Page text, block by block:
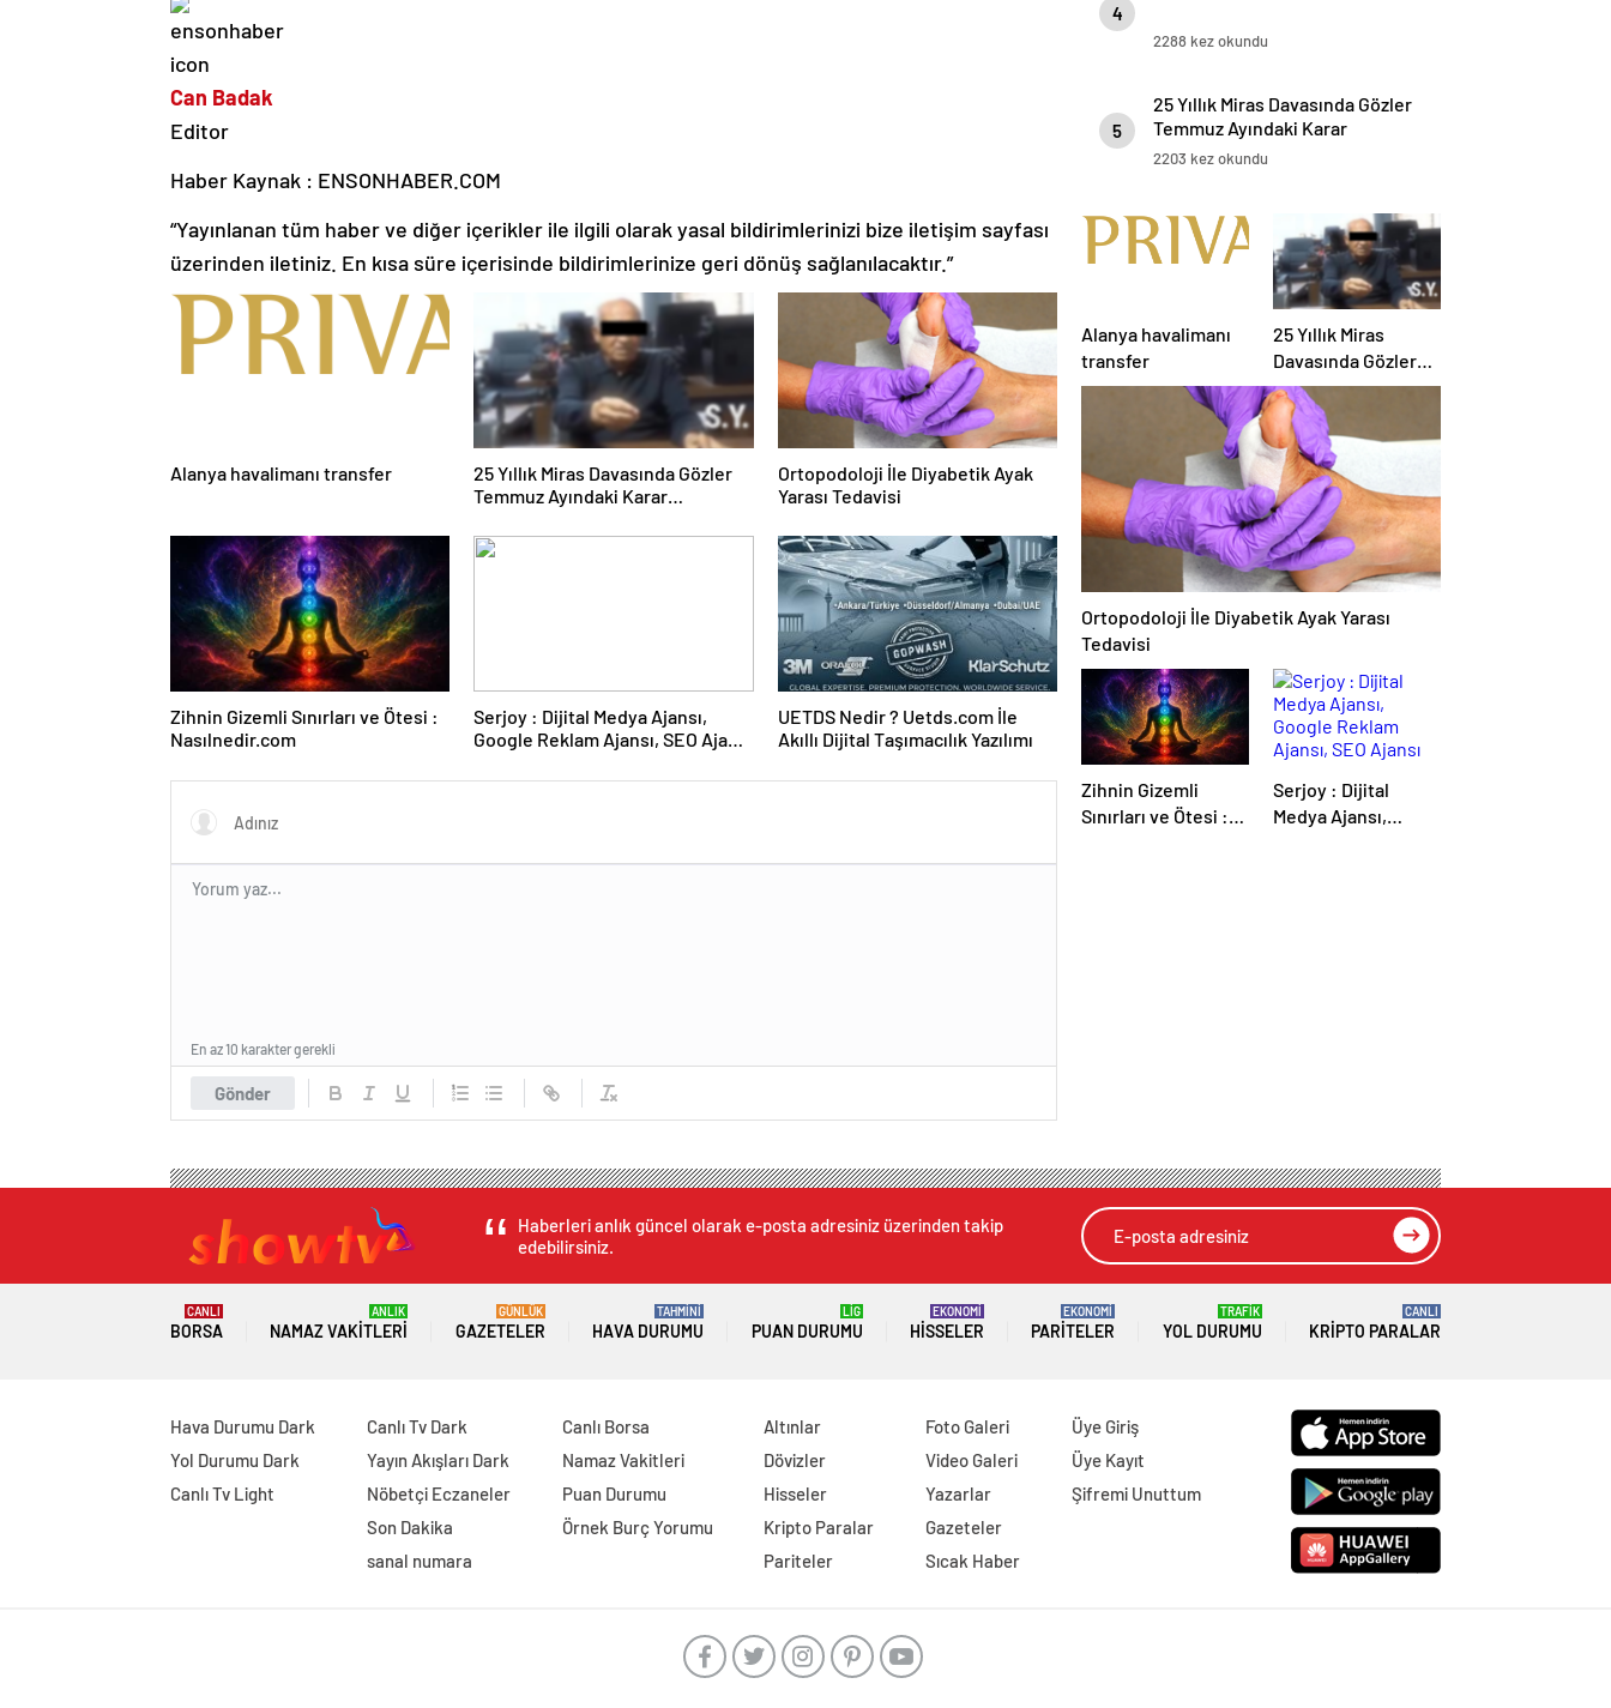
Can Badak
Editor
Haber Kaynak : ENSONHABER.COM
“Yayınlanan tüm haber ve diğer içerikler ile ilgili olarak yasal bildirimlerinizi bize iletişim sayfası
üzerinden iletiniz. En kısa süre içerisinde bildirimlerinize geri dönüş sağlanılacaktır.”
Alanya havalimanı transfer
25 Yıllık Miras Davasında Gözler
Temmuz Ayındaki Karar
Ortopodoloji İle Diyabetik Ayak
Yarası Tedavisi
Zihnin Gizemli Sınırları ve Ötesi :
Nasılnedir.com
Serjoy : Dijital Medya Ajansı,
Google Reklam Ajansı, SEO Ajansı
UETDS Nedir ? Uetds.com İle
Akıllı Dijital Taşımacılık Yazılımı
Gönder
En az 10 karakter gerekli
4
2288 kez okundu
5
25 Yıllık Miras Davasında Gözler
Temmuz Ayındaki Karar
Duruşmasına Çevrildi
2203 kez okundu
Alanya havalimanı
transfer
25 Yıllık Miras
Davasında Gözler
Temmuz Ayındaki
Karar Duruşmasına
Çevrildi
Ortopodoloji İle Diyabetik Ayak Yarası
Tedavisi
Zihnin Gizemli
Sınırları ve Ötesi :
Serjoy : Dijital
Medya Ajansı,
Haberleri anlık güncel olarak e-posta adresiniz üzerinden takip
edebilirsiniz.
BORSA
CANLI
NAMAZ VAKITLERI
ANLIK
GAZETELER
GÜNLÜK
HAVA DURUMU
TAHMİNİ
PUAN DURUMU
LİG
HISSELER
EKONOMİ
PARITELER
EKONOMİ
YOL DURUMU
TRAFİK
KRIPTO PARALAR
CANLI
Hava Durumu Dark
Yol Durumu Dark
Canlı Tv Light
Canlı Tv Dark
Yayın Akışları Dark
Nöbetçi Eczaneler
Son Dakika
sanal numara
Canlı Borsa
Namaz Vakitleri
Puan Durumu
Örnek Burç Yorumu
Altınlar
Dövizler
Hisseler
Kripto Paralar
Pariteler
Foto Galeri
Video Galeri
Yazarlar
Gazeteler
Sıcak Haber
Üye Giriş
Üye Kayıt
Şifremi Unuttum